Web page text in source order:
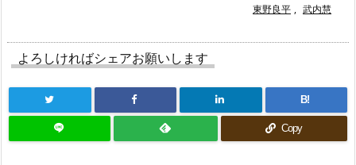
東野良平 , 武内慧
よろしければシェアお願いします
B!
Copy